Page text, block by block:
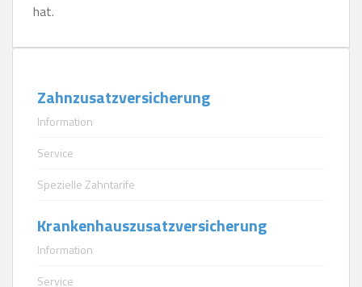
hat.
Zahnzusatzversicherung
Information
Service
Spezielle Zahntarife
Krankenhauszusatzversicherung
Information
Service